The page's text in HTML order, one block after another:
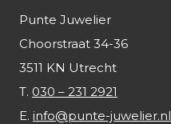
Punte Juwelier
Choorstraat 34-36
3511 KN Utrecht
T. 030 – 231 2921
E. info@punte-juwelier.nl